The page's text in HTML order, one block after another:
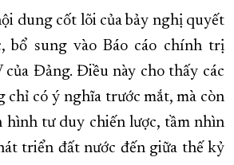
dung cốt lõi của bảy nghị quyết
bổ sung vào Báo cáo chính trị
Đảng. Điều này cho thấy các
chỉ có ý nghĩa trước mắt, mà còn
tư duy chiến lược, tầm nhìn
triển đất nước đến giữa thế kỷ